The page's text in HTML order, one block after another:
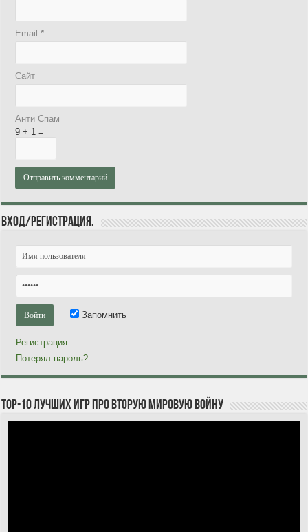
Email*
Сайт
Анти Спам
9 + 1 =
Вход/Регистрация.
Запомнить
Регистрация
Потерял пароль?
TOP-10 лучших игр про Вторую мировую войну